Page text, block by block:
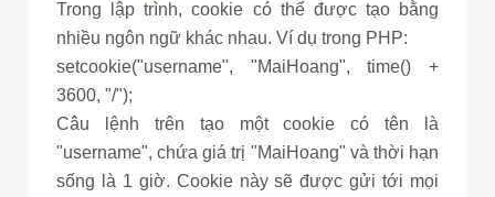
Trong lập trình, cookie có thể được tạo bằng
nhiều ngôn ngữ khác nhau. Ví dụ trong PHP:
setcookie("username", "MaiHoang", time() +
3600, "/");
Câu lệnh trên tạo một cookie có tên là
"username", chứa giá trị "MaiHoang" và thời hạn
sống là 1 giờ. Cookie này sẽ được gửi tới mọi